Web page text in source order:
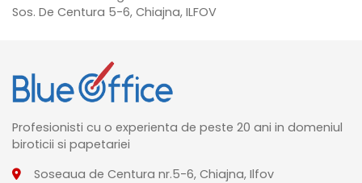
Sos. De Centura 5-6, Chiajna, ILFOV
Profesionisti cu o experienta de peste 20 ani in domeniul
biroticii si papetariei
Soseaua de Centura nr.5-6, Chiajna, Ilfov